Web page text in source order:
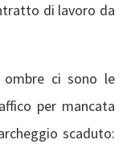
di lavoro da
ci sono le
per mancata
scaduto: